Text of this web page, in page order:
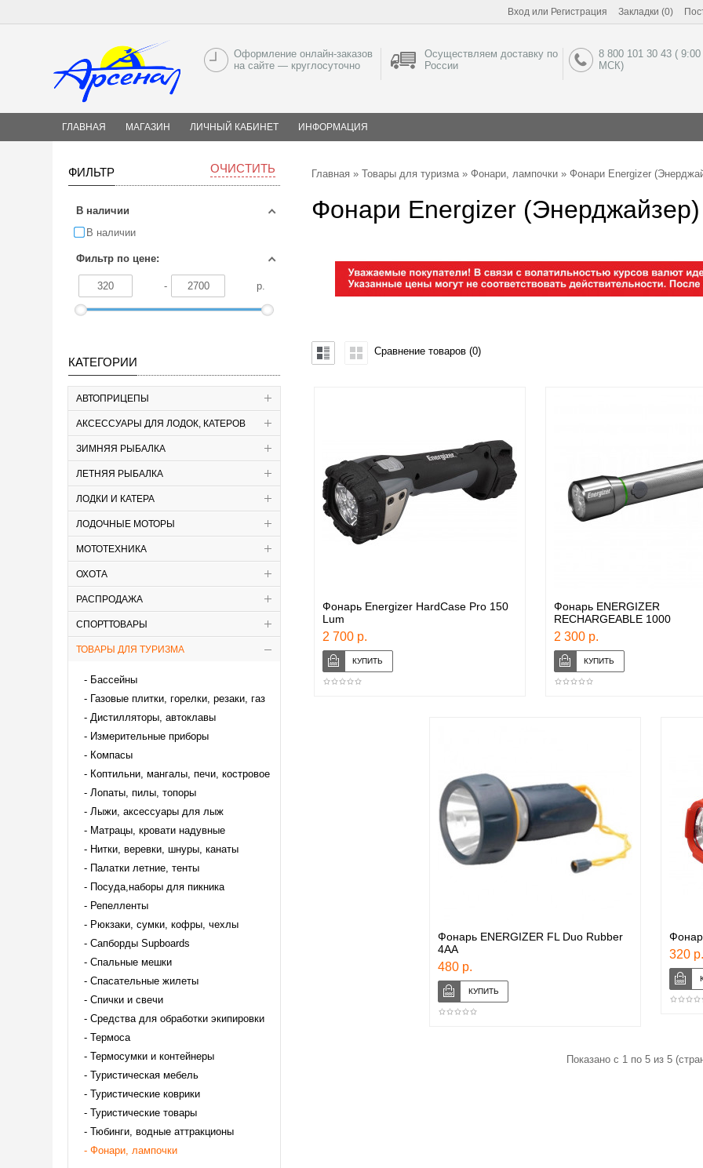
Вход или Регистрация Закладки (0)
Оформление онлайн-заказов
на сайте — круглосуточно
Осуществляем доставку по
России
8 800 101 30 43 (
МСК)
ГЛАВНАЯ МАГАЗИН ЛИЧНЫЙ КАБИНЕТ ИНФОРМАЦИЯ
ФИЛЬТР ОЧИСТИТЬ
В наличии
В наличии
Фильтр по цене:
- р.
КАТЕГОРИИ
АВТОПРИЦЕПЫ
АКСЕССУАРЫ ДЛЯ ЛОДОК, КАТЕРОВ
ЗИМНЯЯ РЫБАЛКА
ЛЕТНЯЯ РЫБАЛКА
ЛОДКИ И КАТЕРА
ЛОДОЧНЫЕ МОТОРЫ
МОТОТЕХНИКА
ОХОТА
РАСПРОДАЖА
СПОРТТОВАРЫ
ТОВАРЫ ДЛЯ ТУРИЗМА
Бассейны
Газовые плитки, горелки, резаки, газ
Дистилляторы, автоклавы
Измерительные приборы
Компасы
Коптильни, мангалы, печи, костровое
Лопаты, пилы, топоры
Лыжи, аксессуары для лыж
Матрацы, кровати надувные
Нитки, веревки, шнуры, канаты
Палатки летние, тенты
Посуда,наборы для пикника
Репелленты
Рюкзаки, сумки, кофры, чехлы
Сапборды Supboards
Спальные мешки
Спасательные жилеты
Спички и свечи
Средства для обработки экипировки
Термоса
Термосумки и контейнеры
Туристическая мебель
Туристические коврики
Туристические товары
Тюбинги, водные аттракционы
Фонари, лампочки
Главная » Товары для туризма» Фонари, лампочки » Фонари Energizer
Фонари Energizer (Энерджайзер)
Сравнение товаров (0)
Фонарь Energizer HardCase Pro 150
Lum
2 700 р.
Фонарь ENERGIZER
RECHARGEABLE 1000
2 300 р.
Фонарь ENERGIZER FL Duo Rubber
4AA
480 р.
320 р.
Показано с 1 по 5 из 5